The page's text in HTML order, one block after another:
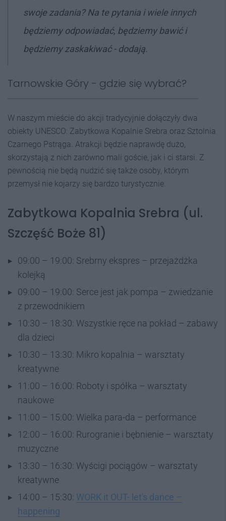
swoje zadania? Na te pytania i wiele innych
będziemy odpowiadać, będziemy bawić i
będziemy zaskakiwać - dodają.
Tarnowskie Góry - gdzie się wybrać?
W naszym mieście do akcji tradycyjnie dołączyły dwa
obiekty UNESCO: Zabytkowa Kopalnie Srebra oraz Sztolnia
Czarnego Pstrąga. Atrakcji będzie naprawdę dużo,
skorzystają z nich zarówno mali goście, jak i ci starsi. Z
pewnością nie będą nudzić się także osoby, którym
przemysł nie kojarzy się bardzo turystycznie.
Zabytkowa Kopalnia Srebra (ul.
Szczęść Boże 81)
09:00 – 19:00: Srebrny ekspres – przejażdżka
kolejką
09:00 – 19:00: Serce jest jak pompa – zwiedzanie
z przewodnikiem
10:30 – 18:30: Wszystkie ręce na pokład – zabawy
dla dzieci
10:30 – 13:30: Mikro kopalnia – warsztaty
kreatywne
11:00 – 16:00: Roboty i spółka – warsztaty
naukowe
11:00 – 15:00: Wielka para-da – performance
12:00 – 16:00: Rurogranie i bębnienie – warsztaty
muzyczne
13:30 – 16:30: Wyścigi pociągów – warsztaty
kreatywne
14:00 – 15:30: WORK it OUT- let's dance –
happening